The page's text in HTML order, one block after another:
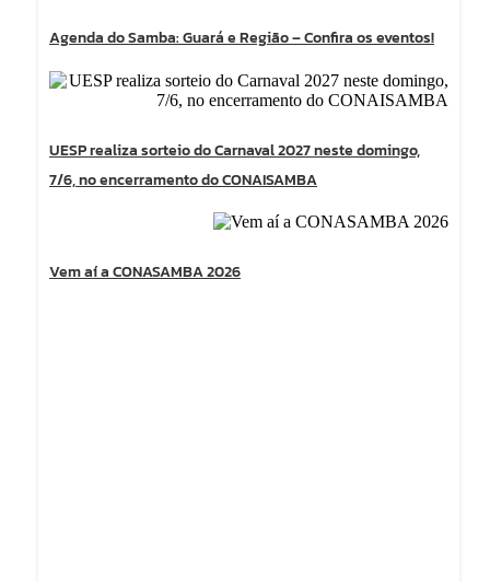
Agenda do Samba: Guará e Região – Confira os eventos!
UESP realiza sorteio do Carnaval 2027 neste domingo,
7/6, no encerramento do CONAISAMBA
Vem aí a CONASAMBA 2026